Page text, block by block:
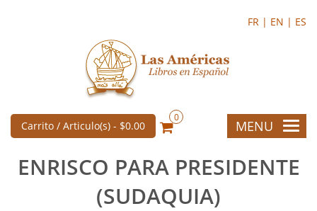
FR | EN | ES
Carrito / Articulo(s) - $0.00
0
MENU
ENRISCO PARA PRESIDENTE
(SUDAQUIA)